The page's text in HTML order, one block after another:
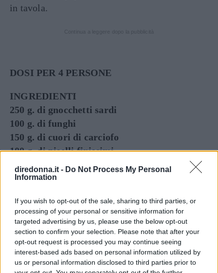
diredonna.it - Do Not Process My Personal
Information
If you wish to opt-out of the sale, sharing to third parties, or
processing of your personal or sensitive information for
targeted advertising by us, please use the below opt-out
section to confirm your selection. Please note that after your
opt-out request is processed you may continue seeing
interest-based ads based on personal information utilized by
us or personal information disclosed to third parties prior to
in tavola.
DOSI PER 4 PERSONE
INGREDIENTI
250 g. di gnocchetti sardi
100 g. di funghi
150 g. di cuori di carciofo
100 g. di piselli finissimi
2 cipollotti
½ dado
VINI CONSIGLIATI
CARSO
COLLI ORIENTALI DEL FRIULI MERLOT
SUPERIORE
COLLI ORIENTALI DEL FRIULI